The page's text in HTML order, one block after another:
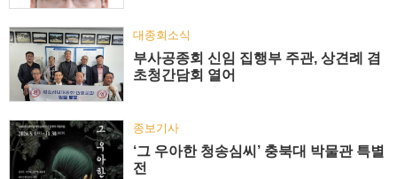
대종회소식
부사공종회 신임 집행부 주관, 상견례 겸
초청간담회 열어
종보기사
‘그 우아한 청송심씨’ 충북대 박물관 특별
전